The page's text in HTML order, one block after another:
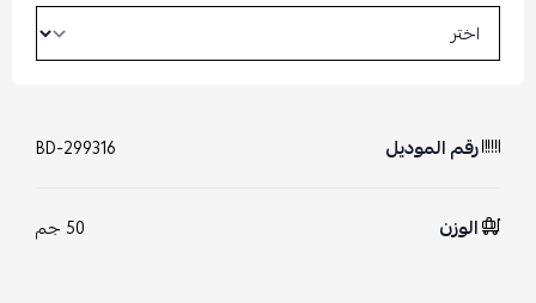
رقم الموديل BD-299316
الوزن 50 جم